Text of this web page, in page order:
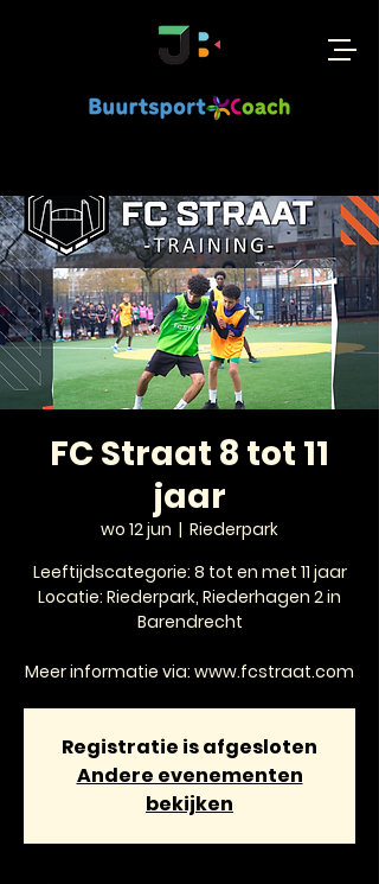
FC Straat 8 tot 11
jaar
wo 12 jun
  |
Riederpark
Leeftijdscategorie: 8 tot en met 11 jaar
Locatie: Riederpark, Riederhagen 2 in
Barendrecht
Meer informatie via: www.fcstraat.com
Registratie is afgesloten
Andere evenementen
bekijken